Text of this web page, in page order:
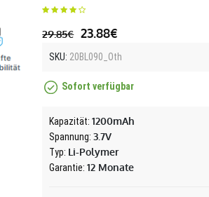
29.85€ 23.88€
SKU: 20BL090_Oth
Sofort verfügbar
Kapazität:1200mAh
Spannung:3.7V
Typ: Li-Polymer
Garantie:12 Monate